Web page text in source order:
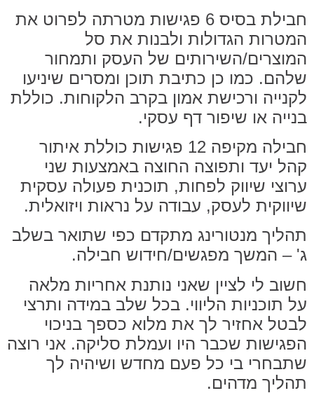
חבילת בסיס 6 פגישות
מטרתה לפרוט את
המטרות הגדולות ולבנות את סל
המוצרים/השירותים של העסק ותמחור
שלהם. כמו כן כתיבת תוכן ומסרים שיניעו
לקנייה ורכישת אמון בקרב הלקוחות. כוללת
בנייה או שיפור דף עסקי.
חבילה מקיפה 12 פגישות
כוללת איתור
קהל יעד ותפוצה החוצה באמצעות שני
ערוצי שיווק לפחות, תוכנית פעולה עסקית
שיווקית לעסק, עבודה על נראות ויזואלית.
תהליך מנטורינג מתקדם כפי שתואר בשלב
ג' – המשך מפגשים/חידוש חבילה.
חשוב לי לציין שאני נותנת אחריות מלאה
על תוכניות הליווי. בכל שלב במידה ותרצי
לבטל אחזיר לך את מלוא כספך בניכוי
הפגישות שכבר היו ועמלת סליקה. אני רוצה
שתבחרי בי כל פעם מחדש ושיהיה לך
תהליך מדהים.